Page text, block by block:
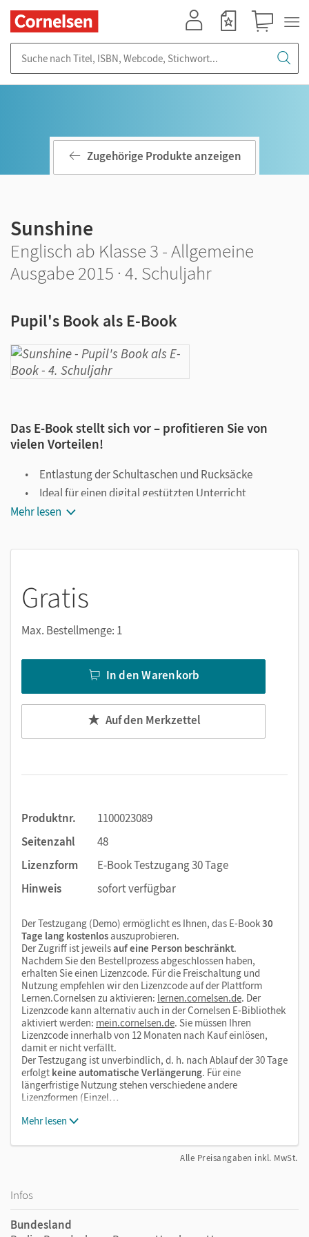
Zugehörige Produkte anzeigen
Sunshine
Englisch ab Klasse 3 - Allgemeine
Ausgabe 2015 · 4. Schuljahr
Pupil's Book als E-Book
Das E-Book stellt sich vor – profitieren Sie von
vielen Vorteilen!
Entlastung der Schultaschen und Rucksäcke
Ideal für einen digital gestützten Unterricht
Notiz- und Markierungsmöglichkeit
Notizen erstellen
Markierungen setzen
Suchen im Text
Zoomen
Mehr lesen
Gratis
Max. Bestellmenge: 1
In den Warenkorb
Auf den Merkzettel
Produktnr.
1100023089
Seitenzahl
48
Lizenzform
E-Book Testzugang 30 Tage
Hinweis
sofort verfügbar
Der Testzugang (Demo) ermöglicht es Ihnen, das E-Book30
Tage lang kostenlosauszuprobieren.
Der Zugriff ist jeweilsauf eine Person beschränkt.
Nachdem Sie den Bestellprozess abgeschlossen haben,
erhalten Sie einen Lizenzcode. Für die Freischaltung und
Nutzung empfehlen wir den Lizenzcode auf der Plattform
Lernen.Cornelsen zu aktivieren: lernen.cornelsen.de. Der
Lizenzcode kann alternativ auch in der Cornelsen E-Bibliothek
aktiviert werden: mein.cornelsen.de. Sie müssen Ihren
Lizenzcode innerhalb von 12 Monaten nach Kauf einlösen,
damit er nicht verfällt.
Der Testzugang ist unverbindlich, d. h. nach Ablauf der 30 Tage
erfolgt keine automatische Verlängerung. Für eine
längerfristige Nutzung stehen verschiedene andere
Lizenzformen (Einzel…
Mehr lesen
Alle Preisangaben inkl. MwSt.
Infos
Bundesland